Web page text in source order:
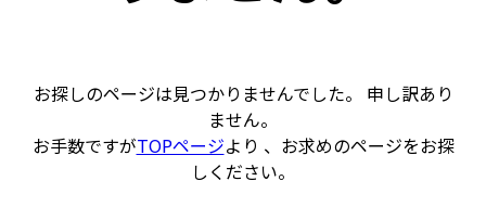
お探しのページは見つかりませんでした。 申し訳あり
ません。
お手数ですがTOPページより 、お求めのページをお探
しください。